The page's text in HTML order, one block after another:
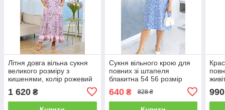
Літня довга вільна сукня
великого розміру з
кишенями, колір рожевий
1 620 ₴
Сукня вільного крою для
повних зі штапеля
блакитна 54 56 розмір
640₴ 828 ₴ 990